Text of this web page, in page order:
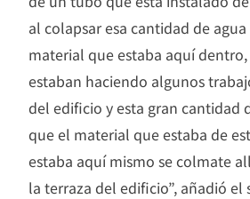
al colapsar esa cantidad de
material que estaba aquí
estaban haciendo algunos
del edificio y esta gran cantidad
que el material que estaba de
estaba aquí mismo se colmate
la terraza del edificio”, añadió el